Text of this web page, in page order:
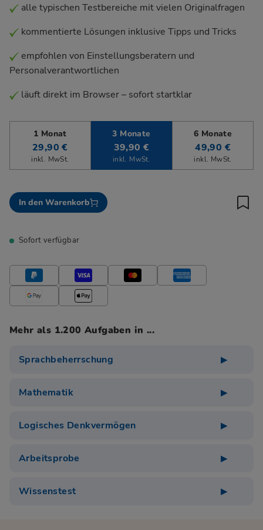
alle typischen Testbereiche mit vielen Originalfragen
kommentierte Lösungen inklusive Tipps und Tricks
empfohlen von Einstellungsberatern und
Personalverantwortlichen
läuft direkt im Browser – sofort startklar
1 Monat
29,90 €
inkl. MwSt.
3 Monate
39,90 €
inkl. MwSt.
6 Monate
49,90 €
inkl. MwSt.
In den Warenkorb
Sofort verfügbar
Mehr als 1.200 Aufgaben in ...
Sprachbeherrschung
Mathematik
Logisches Denkvermögen
Arbeitsprobe
Wissenstest